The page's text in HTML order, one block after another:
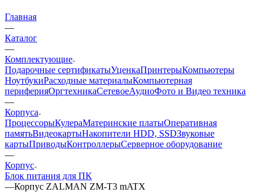
Главная
—
Каталог
—
Комплектующие
Подарочные сертификатыУценкаПринтерыКомпьютеры
НоутбукиРасходные материалыКомпьютерная
периферияОргтехникаСетевоеАудиоФото и Видео техника
—
Корпуса
ПроцессорыКулераМатеринские платыОперативная
памятьВидеокартыНакопители HDD, SSDЗвуковые
картыПриводыКонтроллерыCерверное оборудование
—
Корпус
Блок питания для ПК
—Корпус ZALMAN ZM-T3 mATX